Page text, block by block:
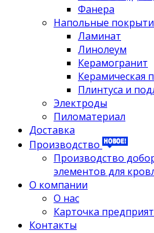
Фанера
Напольные
Ламинат
Линолеум
Керамогранит
Керамическая
Плинтуса и
Электроды
Пиломатериал
Доставка
Производство
Производство
элементов для
О компании
О нас
Карточка
Контакты